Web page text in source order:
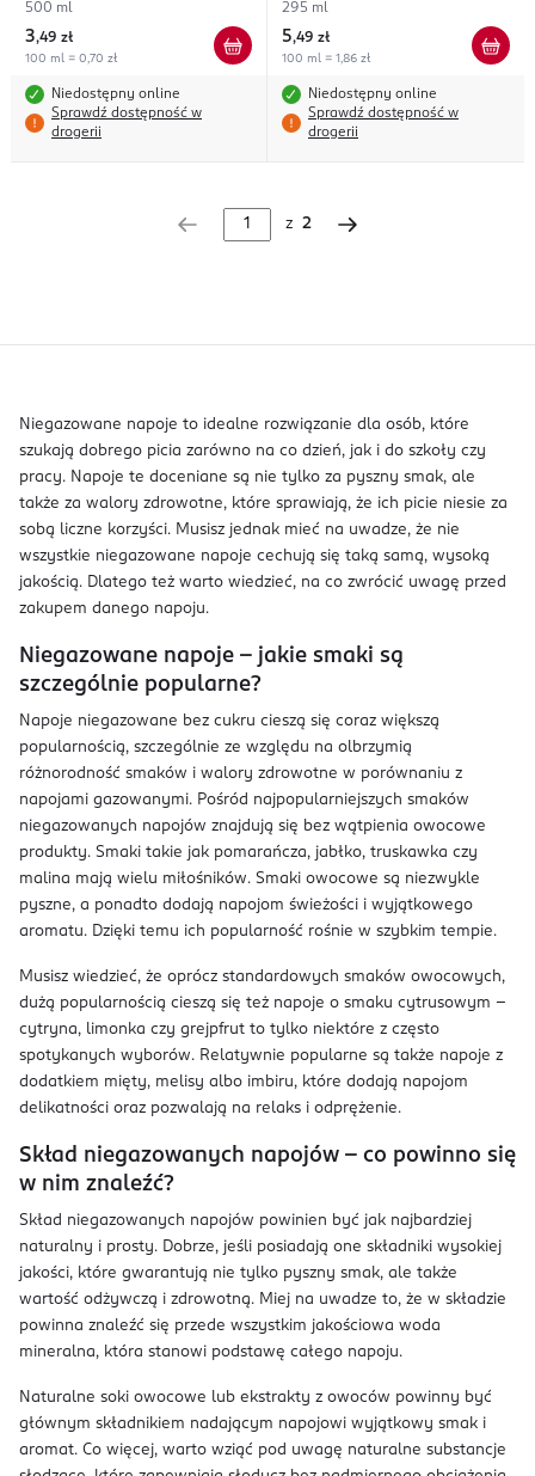
500 ml
3,49 zł
100 ml = 0,70 zł
Niedostępny online
Sprawdź dostępność w
drogerii
295 ml
5,49 zł
100 ml = 1,86 zł
Niedostępny online
Sprawdź dostępność w
drogerii
z 2
Niegazowane napoje to idealne rozwiązanie dla osób, które
szukają dobrego picia zarówno na co dzień, jak i do szkoły czy
pracy. Napoje te doceniane są nie tylko za pyszny smak, ale
także za walory zdrowotne, które sprawiają, że ich picie niesie za
sobą liczne korzyści. Musisz jednak mieć na uwadze, że nie
wszystkie niegazowane napoje cechują się taką samą, wysoką
jakością. Dlatego też warto wiedzieć, na co zwrócić uwagę przed
zakupem danego napoju.
Niegazowane napoje – jakie smaki są
szczególnie popularne?
Napoje niegazowane bez cukru cieszą się coraz większą
popularnością, szczególnie ze względu na olbrzymią
różnorodność smaków i walory zdrowotne w porównaniu z
napojami gazowanymi. Pośród najpopularniejszych smaków
niegazowanych napojów znajdują się bez wątpienia owocowe
produkty. Smaki takie jak pomarańcza, jabłko, truskawka czy
malina mają wielu miłośników. Smaki owocowe są niezwykle
pyszne, a ponadto dodają napojom świeżości i wyjątkowego
aromatu. Dzięki temu ich popularność rośnie w szybkim tempie.
Musisz wiedzieć, że oprócz standardowych smaków owocowych,
dużą popularnością cieszą się też napoje o smaku cytrusowym –
cytryna, limonka czy grejpfrut to tylko niektóre z często
spotykanych wyborów. Relatywnie popularne są także napoje z
dodatkiem mięty, melisy albo imbiru, które dodają napojom
delikatności oraz pozwalają na relaks i odprężenie.
Skład niegazowanych napojów – co powinno się
w nim znaleźć?
Skład niegazowanych napojów powinien być jak najbardziej
naturalny i prosty. Dobrze, jeśli posiadają one składniki wysokiej
jakości, które gwarantują nie tylko pyszny smak, ale także
wartość odżywczą i zdrowotną. Miej na uwadze to, że w składzie
powinna znaleźć się przede wszystkim jakościowa woda
mineralna, która stanowi podstawę całego napoju.
Naturalne soki owocowe lub ekstrakty z owoców powinny być
głównym składnikiem nadającym napojowi wyjątkowy smak i
aromat. Co więcej, warto wziąć pod uwagę naturalne substancje